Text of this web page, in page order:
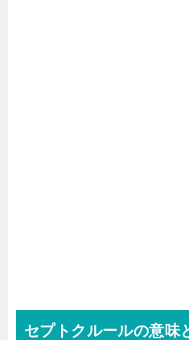
セプトクルールの意味